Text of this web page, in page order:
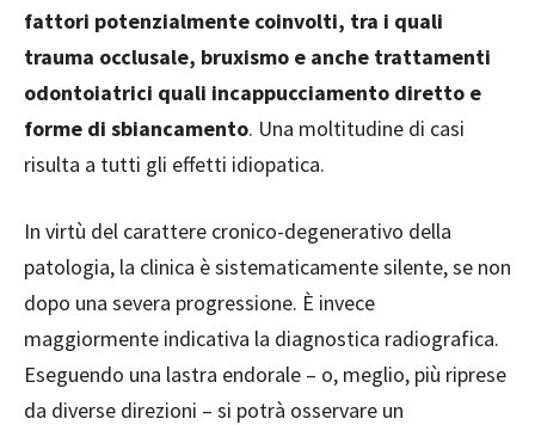
fattori potenzialmente coinvolti, tra i quali
trauma occlusale, bruxismo e anche trattamenti
odontoiatrici quali incappucciamento diretto e
forme di sbiancamento. Una moltitudine di casi
risulta a tutti gli effetti idiopatica.
In virtù del carattere cronico-degenerativo della
patologia, la clinica è sistematicamente silente, se non
dopo una severa progressione. È invece
maggiormente indicativa la diagnostica radiografica.
Eseguendo una lastra endorale – o, meglio, più riprese
da diverse direzioni – si potrà osservare un